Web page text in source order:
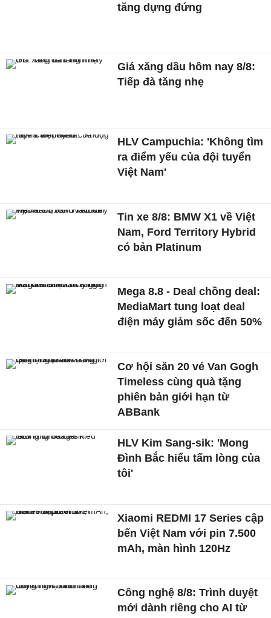
tăng dựng đứng
Giá xăng dầu hôm nay 8/8:
Tiếp đà tăng nhẹ
HLV Campuchia: 'Không tìm
ra điểm yếu của đội tuyển
Việt Nam'
Tin xe 8/8: BMW X1 về Việt
Nam, Ford Territory Hybrid
có bản Platinum
Mega 8.8 - Deal chồng deal:
MediaMart tung loạt deal
điện máy giảm sốc đến 50%
Cơ hội săn 20 vé Van Gogh
Timeless cùng quà tặng
phiên bản giới hạn từ
ABBank
HLV Kim Sang-sik: 'Mong
Đình Bắc hiểu tấm lòng của
tôi'
Xiaomi REDMI 17 Series cập
bến Việt Nam với pin 7.500
mAh, màn hình 120Hz
Công nghệ 8/8: Trình duyệt
mới dành riêng cho AI từ